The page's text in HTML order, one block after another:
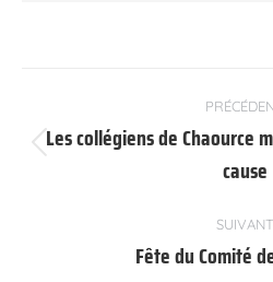
article
Les collégiens de Chaource
cause
SUIVANT
Fête du Comité